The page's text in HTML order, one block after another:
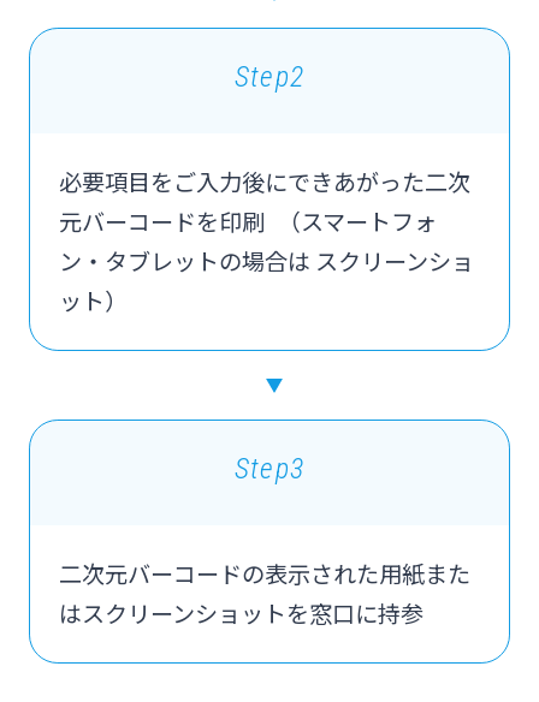
Step2
必要項目をご入力後にできあがった二次
元バーコードを印刷 （スマートフォ
ン・タブレットの場合は スクリーンショ
ット）
Step3
二次元バーコードの表示された用紙また
はスクリーンショットを窓口に持参